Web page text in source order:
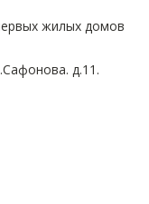
жилых домов
д.11.